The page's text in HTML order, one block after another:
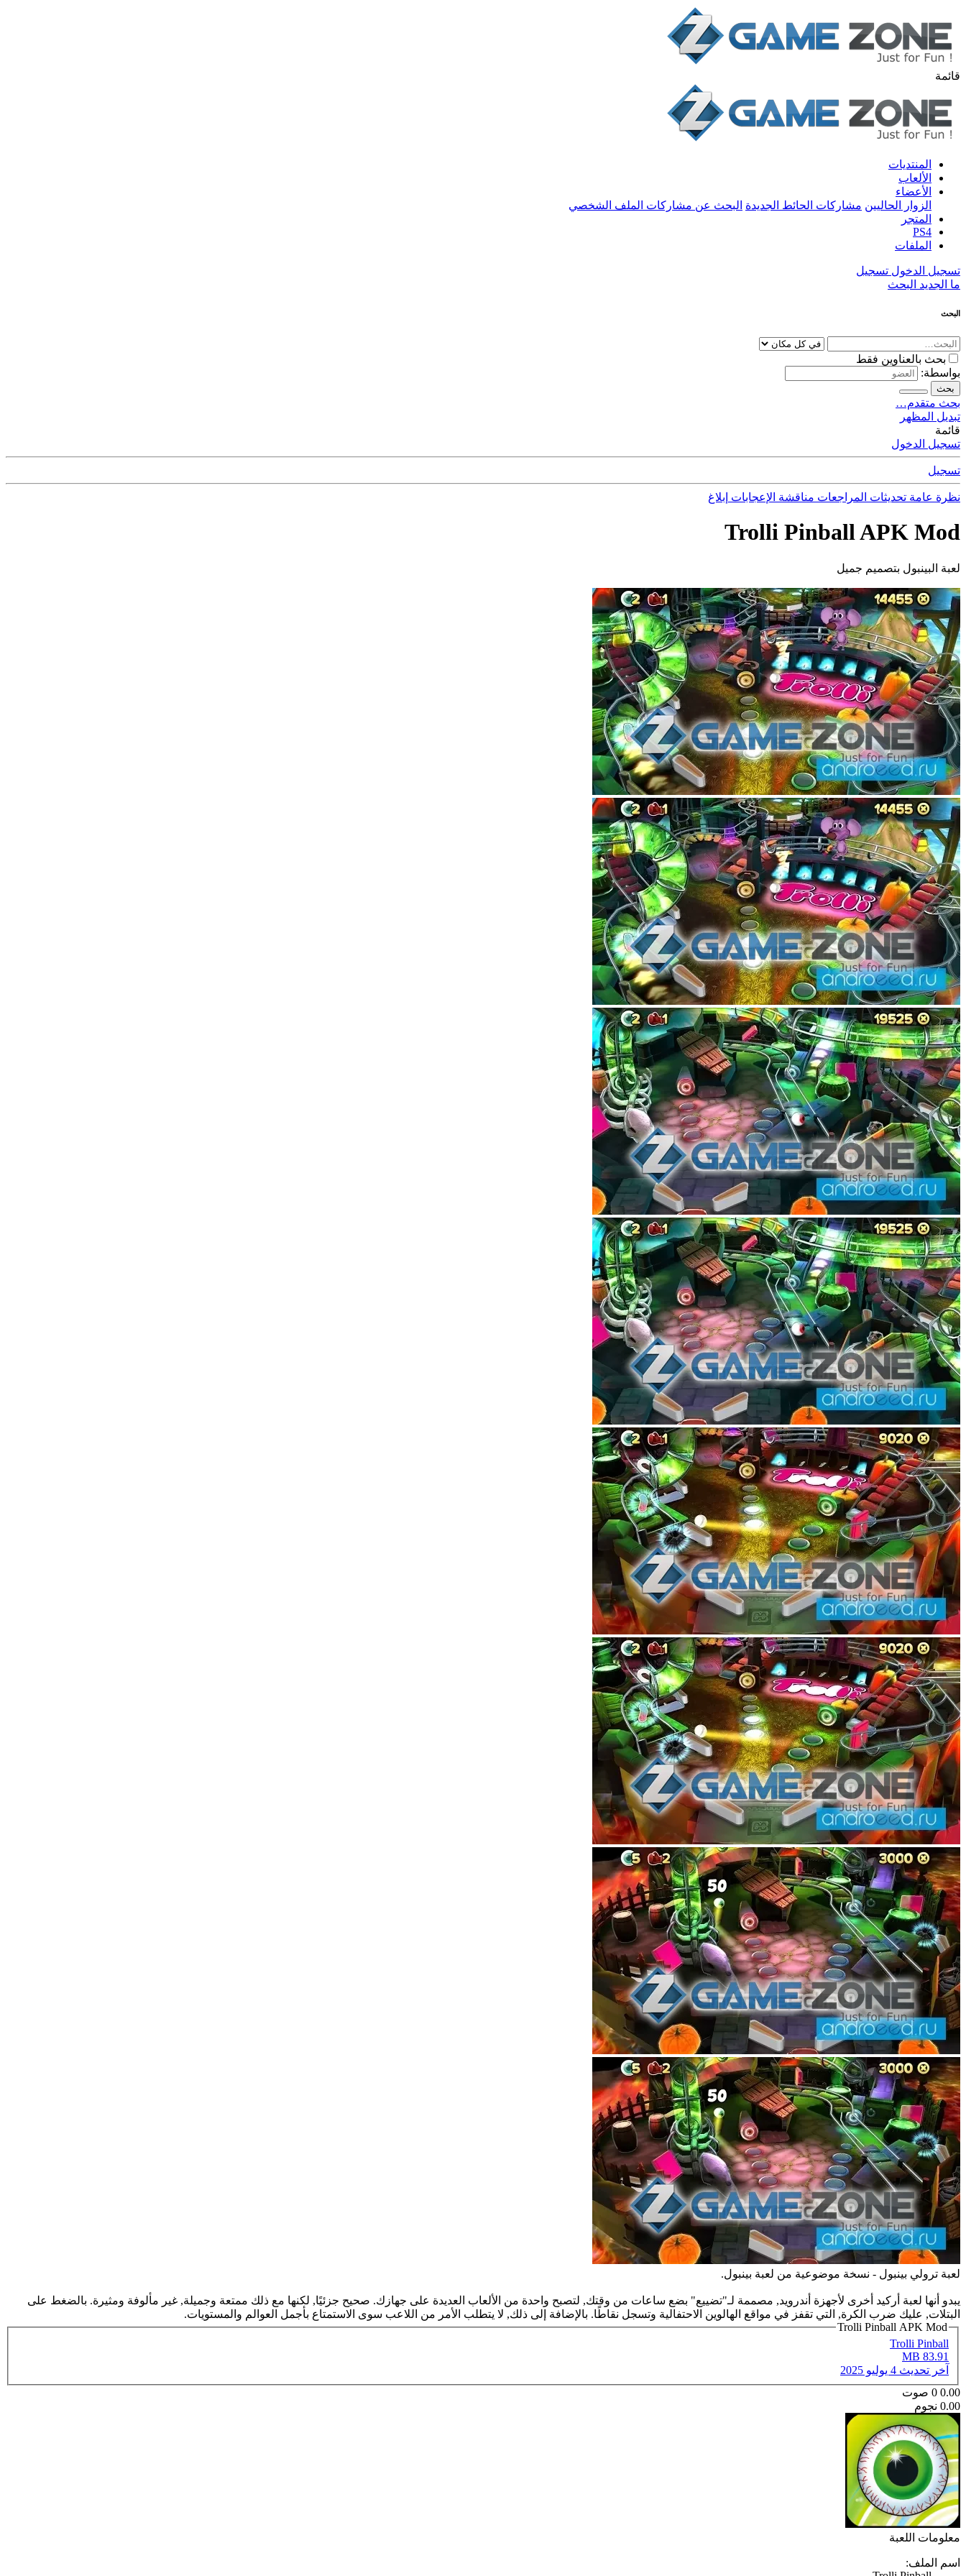
قائمة
المنتديات
الألعاب
الأعضاء
الزوار الحاليين مشاركات الحائط الجديدة البحث عن مشاركات الملف الشخصي
المتجر
PS4
الملفات
تسجيل الدخول تسجيل
ما الجديد البحث
البحث
بحث بالعناوين فقط
بواسطة:
بحث
بحث متقدم…
تبديل المظهر
قائمة
تسجيل الدخول
تسجيل
نظرة عامة تحديثات المراجعات مناقشة الإعجابات إبلاغ
Trolli Pinball APK Mod
لعبة البينبول بتصميم جميل
لعبة ترولي بينبول - نسخة موضوعية من لعبة بينبول.
يبدو أنها لعبة أركيد أخرى لأجهزة أندرويد, مصممة لـ"تضييع" بضع ساعات من وقتك, لتصبح واحدة من الألعاب العديدة على جهازك. صحيح جزئيًا, لكنها مع ذلك ممتعة وجميلة, غير مألوفة ومثيرة. بالضغط على
البتلات, عليك ضرب الكرة, التي تقفز في مواقع الهالوين الاحتفالية وتسجل نقاطًا. بالإضافة إلى ذلك, لا يتطلب الأمر من اللاعب سوى الاستمتاع بأجمل العوالم والمستويات.
Trolli Pinball APK Mod
Trolli Pinball
83.91 MB
آخر تحديث 4 يوليو 2025
0.00
0 صوت
0.00 نجوم
معلومات اللعبة
اسم الملف: